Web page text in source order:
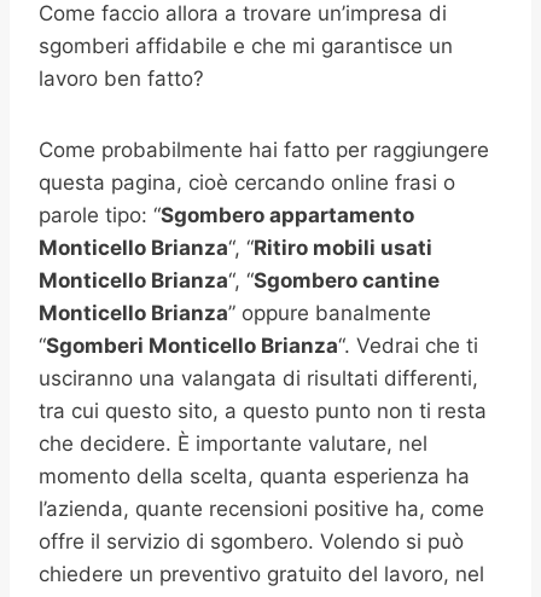
Come faccio allora a trovare un’impresa di
sgomberi affidabile e che mi garantisce un
lavoro ben fatto?
Come probabilmente hai fatto per raggiungere
questa pagina, cioè cercando online frasi o
parole tipo: “Sgombero appartamento
Monticello Brianza“, “Ritiro mobili usati
Monticello Brianza“, “Sgombero cantine
Monticello Brianza” oppure banalmente
“Sgomberi Monticello Brianza“. Vedrai che ti
usciranno una valangata di risultati differenti,
tra cui questo sito, a questo punto non ti resta
che decidere. È importante valutare, nel
momento della scelta, quanta esperienza ha
l’azienda, quante recensioni positive ha, come
offre il servizio di sgombero. Volendo si può
chiedere un preventivo gratuito del lavoro, nel